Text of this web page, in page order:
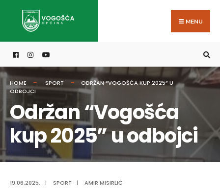
MENU
HOME SPORT
ODRŽAN “VOGOŠĆA KUP 2025” U
ODBOJCI
Održan “Vogošća
kup 2025” u odbojci
19.06.2025. | SPORT | AMIR MISIRLIĆ
for: